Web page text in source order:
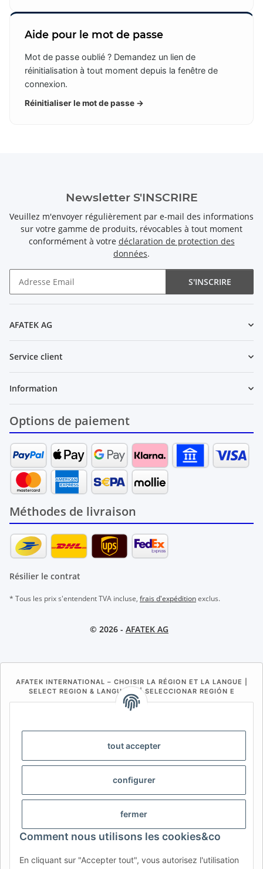
tout accepter
configurer
fermer
Comment nous utilisons les cookies&co
En cliquant sur "Accepter tout", vous autorisez l'utilisation
Aide pour le mot de passe
Mot de passe oublié ? Demandez un lien de
réinitialisation à tout moment depuis la fenêtre de
connexion.
Réinitialiser le mot de passe →
Newsletter S'INSCRIRE
Veuillez m'envoyer régulièrement par e-mail des informations
sur votre gamme de produits, révocables à tout moment
conformément à votre déclaration de protection des
données.
S'INSCRIRE
AFATEK AG
Service client
Information
Options de paiement
Méthodes de livraison
Résilier le contrat
* Tous les prix s'entendent TVA incluse, frais d'expéditionexclus.
© 2026 - AFATEK AG
AFATEK INTERNATIONAL – CHOISIR LA RÉGION ET LA LANGUE |
SELECT REGION & LANGUAGE | SELECCIONAR REGIÓN E
IDIOMA
BE (NL) BE (FR)
FR IT ES DK PL
USA
RO HR